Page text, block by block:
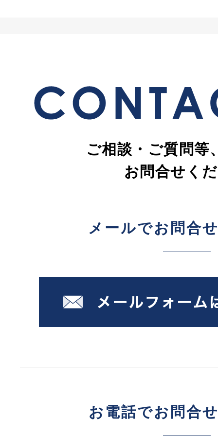
ご相談・ご質問等
お問合せく
メールでお問合
お電話でお問合